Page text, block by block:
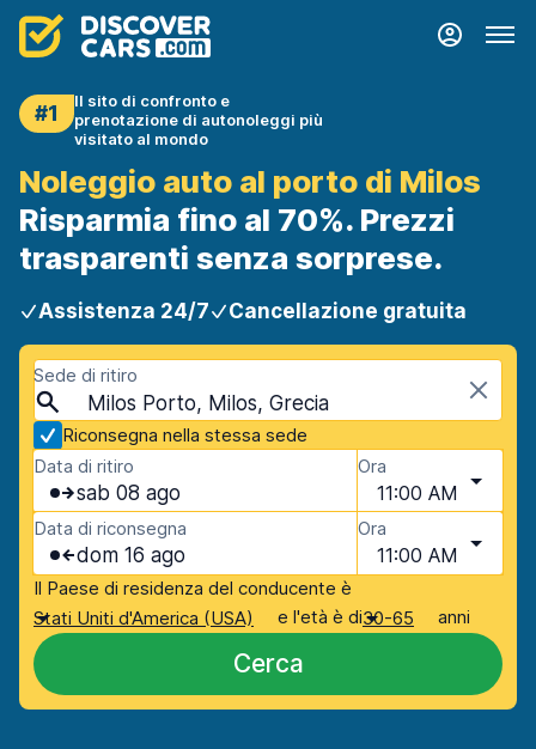
#1
Il sito di confronto e
prenotazione di autonoleggi più
visitato al mondo
Noleggio auto al porto di Milos
Risparmia fino al 70%. Prezzi
trasparenti senza sorprese.
Assistenza 24/7 Cancellazione gratuita
Sede di ritiro
Milos Porto, Milos, Grecia
Riconsegna nella stessa sede
Data di ritiro
sab 08 ago
Ora
11:00 AM
Data di riconsegna
dom 16 ago
Ora
11:00 AM
Il Paese di residenza del conducente è
Stati Uniti d'America (USA)
e l'età è di30-65 anni
Cerca